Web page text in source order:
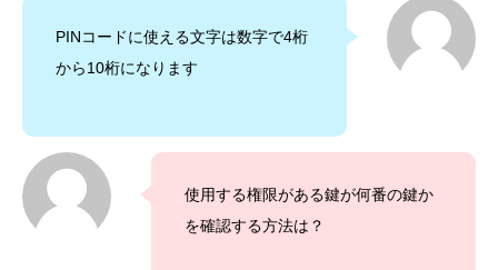
PINコードに使える文字は数字で4桁
から10桁になります
使用する権限がある鍵が何番の鍵か
を確認する方法は？